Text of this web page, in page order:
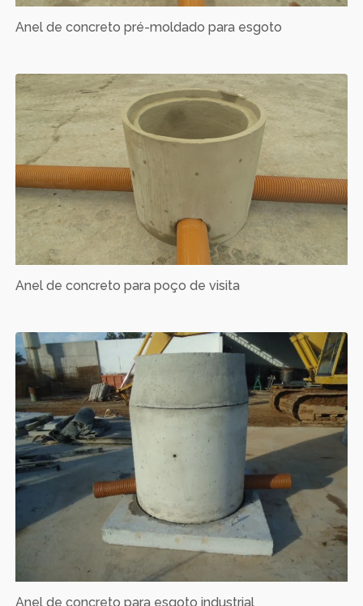
Anel de concreto pré-moldado para esgoto
Anel de concreto para poço de visita
Anel de concreto para esgoto industrial